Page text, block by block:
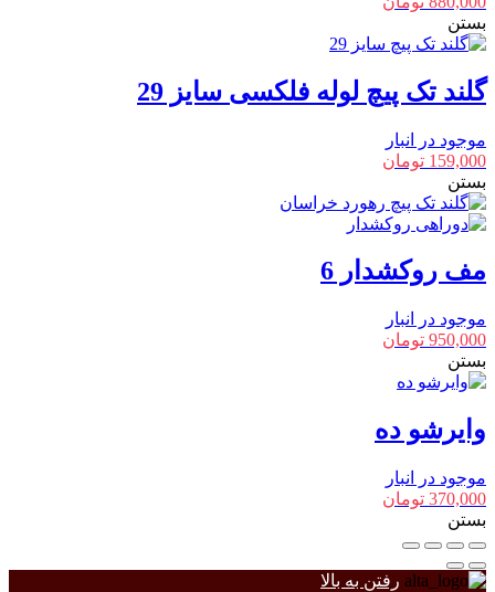
بستن
گلند تک پیچ لوله فلکسی سایز 29
موجود در انبار
159,000 تومان
بستن
مف روکشدار 6
موجود در انبار
950,000 تومان
بستن
وایرشو ده
موجود در انبار
370,000 تومان
بستن
رفتن به بالا